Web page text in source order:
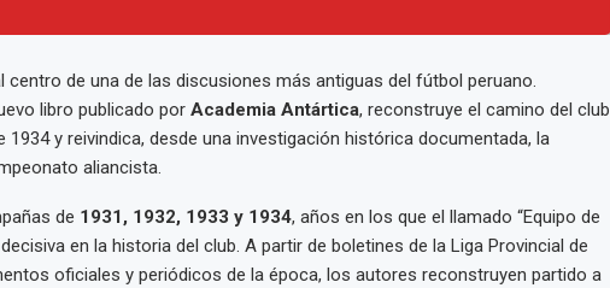
centro de una de las discusiones más antiguas del fútbol peruano.
libro publicado por Academia Antártica, reconstruye el camino del club
1934 y reivindica, desde una investigación histórica documentada, la
aliancista.
de 1931, 1932, 1933 y 1934, años en los que el llamado “Equipo de
en la historia del club. A partir de boletines de la Liga Provincial de
oficiales y periódicos de la época, los autores reconstruyen partido a